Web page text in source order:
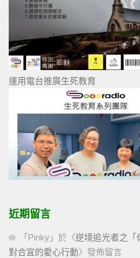
運用電台推廣生死教育
近期留言
「 Pinky 」於〈逆境追光者之「
對合宜的愛心行動〉發佈留言